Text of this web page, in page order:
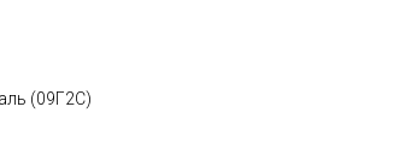
(09Г2С)